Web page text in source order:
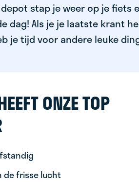
stap je weer op je fiets
dag! Als je je laatste krant
je tijd voor andere leuke
ONZE TOP
de frisse lucht